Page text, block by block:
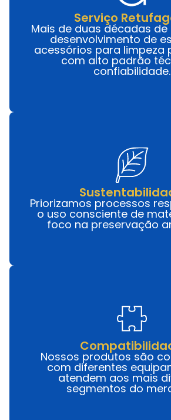
Serviço
Mais de duas décadas
desenvolvimento de
acessórios para limpeza
com alto padrão
confiabilidade.
Priorizamos processos
o uso consciente de
foco na preservação
Nossos produtos são
com diferentes
atendem aos mais
segmentos do